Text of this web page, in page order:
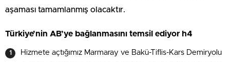
aşaması tamamlanmış olacaktır.
Türkiye’nin AB’ye bağlanmasını temsil ediyor h4
Hizmete açtığımız Marmaray ve Bakü-Tiflis-Kars Demiryolu